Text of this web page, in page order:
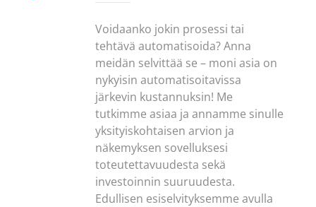
Voidaanko jokin prosessi tai
tehtävä automatisoida? Anna
meidän selvittää se – moni asia on
nykyisin automatisoitavissa
järkevin kustannuksin! Me
tutkimme asiaa ja annamme sinulle
yksityiskohtaisen arvion ja
näkemyksen sovelluksesi
toteutettavuudesta sekä
investoinnin suuruudesta.
Edullisen esiselvityksemme avulla